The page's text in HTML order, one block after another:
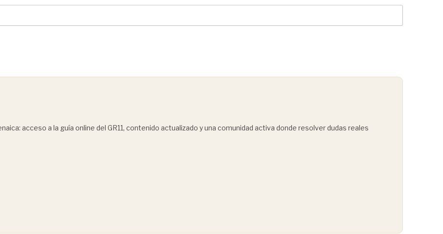
acceso a la guía online del GR11, contenido actualizado y una comunidad activa donde resolver dudas reales